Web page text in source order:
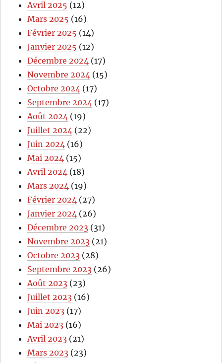
Avril 2025 (12)
Mars 2025 (16)
Février 2025 (14)
Janvier 2025 (12)
Décembre 2024 (17)
Novembre 2024 (15)
Octobre 2024 (17)
Septembre 2024 (17)
Août 2024 (19)
Juillet 2024 (22)
Juin 2024 (16)
Mai 2024 (15)
Avril 2024 (18)
Mars 2024 (19)
Février 2024 (27)
Janvier 2024 (26)
Décembre 2023 (31)
Novembre 2023 (21)
Octobre 2023 (28)
Septembre 2023 (26)
Août 2023 (23)
Juillet 2023 (16)
Juin 2023 (17)
Mai 2023 (16)
Avril 2023 (21)
Mars 2023 (23)